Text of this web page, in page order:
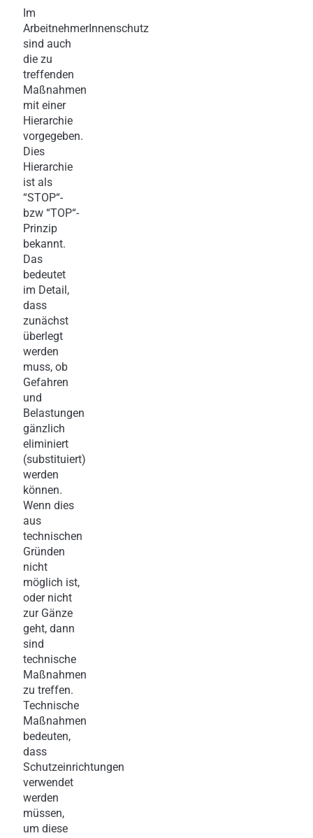
Im
ArbeitnehmerInnenschutz
sind auch
die zu
treffenden
Maßnahmen
mit einer
Hierarchie
vorgegeben.
Dies
Hierarchie
ist als
“STOP“-
bzw “TOP“-
Prinzip
bekannt.
Das
bedeutet
im Detail,
dass
zunächst
überlegt
werden
muss, ob
Gefahren
und
Belastungen
gänzlich
eliminiert
(substituiert)
werden
können.
Wenn dies
aus
technischen
Gründen
nicht
möglich ist,
oder nicht
zur Gänze
geht, dann
sind
technische
Maßnahmen
zu treffen.
Technische
Maßnahmen
bedeuten,
dass
Schutzeinrichtungen
verwendet
werden
müssen,
um diese